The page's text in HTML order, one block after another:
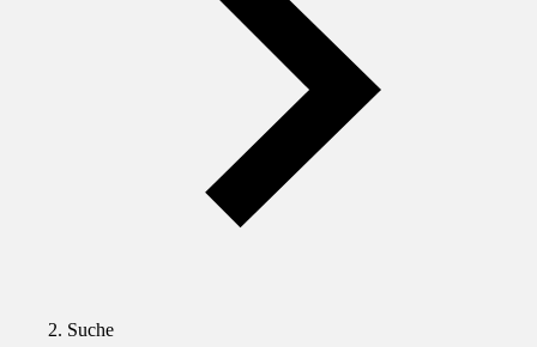
Suche